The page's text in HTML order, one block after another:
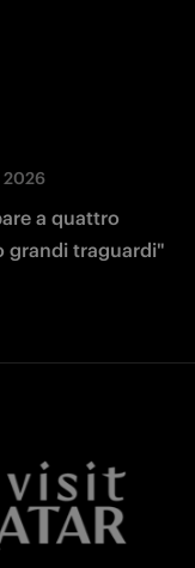
2026
a quattro
grandi traguardi"